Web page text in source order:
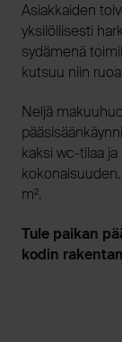
Asiakkaiden
yksilöllisesti
sydämenä
kutsuu niin
Neljä
kaksi wc-tilaa
m².
Tule paikan
kodin